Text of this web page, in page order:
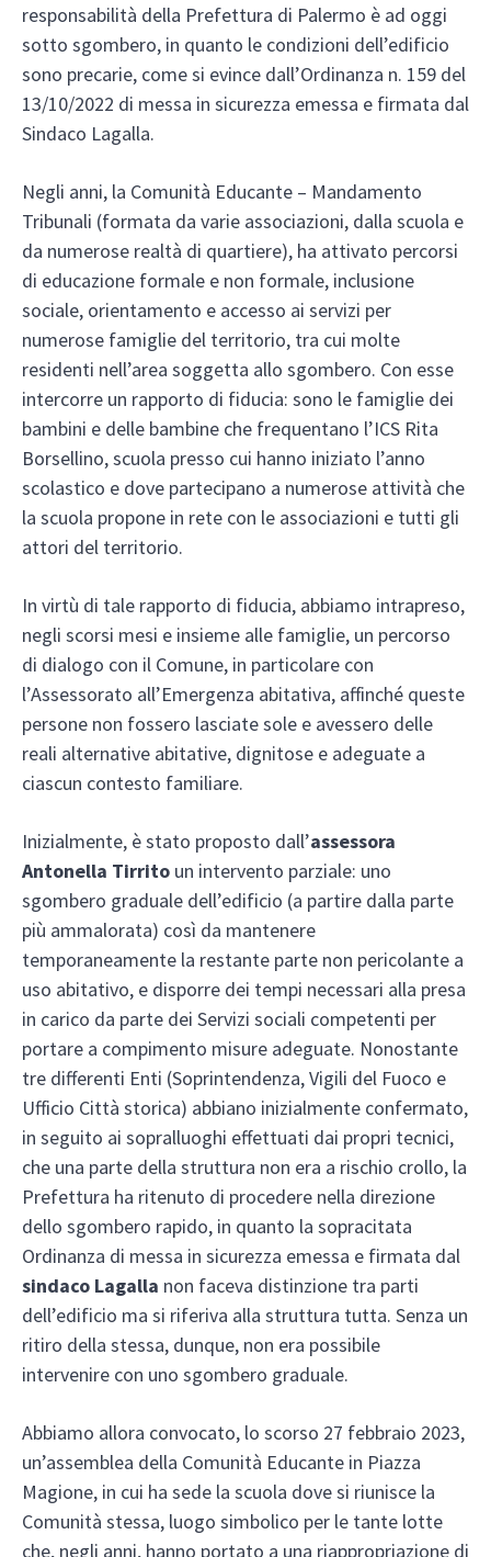
responsabilità della Prefettura di Palermo è ad oggi
sotto sgombero, in quanto le condizioni dell’edificio
sono precarie, come si evince dall’Ordinanza n. 159 del
13/10/2022 di messa in sicurezza emessa e firmata dal
Sindaco Lagalla.
Negli anni, la Comunità Educante – Mandamento
Tribunali (formata da varie associazioni, dalla scuola e
da numerose realtà di quartiere), ha attivato percorsi
di educazione formale e non formale, inclusione
sociale, orientamento e accesso ai servizi per
numerose famiglie del territorio, tra cui molte
residenti nell’area soggetta allo sgombero. Con esse
intercorre un rapporto di fiducia: sono le famiglie dei
bambini e delle bambine che frequentano l’ICS Rita
Borsellino, scuola presso cui hanno iniziato l’anno
scolastico e dove partecipano a numerose attività che
la scuola propone in rete con le associazioni e tutti gli
attori del territorio.
In virtù di tale rapporto di fiducia, abbiamo intrapreso,
negli scorsi mesi e insieme alle famiglie, un percorso
di dialogo con il Comune, in particolare con
l’Assessorato all’Emergenza abitativa, affinché queste
persone non fossero lasciate sole e avessero delle
reali alternative abitative, dignitose e adeguate a
ciascun contesto familiare.
Inizialmente, è stato proposto dall’assessora
Antonella Tirrito un intervento parziale: uno
sgombero graduale dell’edificio (a partire dalla parte
più ammalorata) così da mantenere
temporaneamente la restante parte non pericolante a
uso abitativo, e disporre dei tempi necessari alla presa
in carico da parte dei Servizi sociali competenti per
portare a compimento misure adeguate. Nonostante
tre differenti Enti (Soprintendenza, Vigili del Fuoco e
Ufficio Città storica) abbiano inizialmente confermato,
in seguito ai sopralluoghi effettuati dai propri tecnici,
che una parte della struttura non era a rischio crollo, la
Prefettura ha ritenuto di procedere nella direzione
dello sgombero rapido, in quanto la sopracitata
Ordinanza di messa in sicurezza emessa e firmata dal
sindaco Lagalla non faceva distinzione tra parti
dell’edificio ma si riferiva alla struttura tutta. Senza un
ritiro della stessa, dunque, non era possibile
intervenire con uno sgombero graduale.
Abbiamo allora convocato, lo scorso 27 febbraio 2023,
un’assemblea della Comunità Educante in Piazza
Magione, in cui ha sede la scuola dove si riunisce la
Comunità stessa, luogo simbolico per le tante lotte
che, negli anni, hanno portato a una riappropriazione di